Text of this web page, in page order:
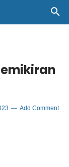
Add Comment